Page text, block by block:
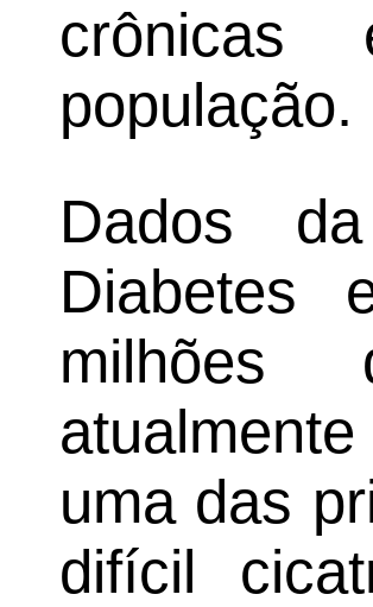
crônicas
população.
Dados
Diabetes
milhões
uma das
difícil